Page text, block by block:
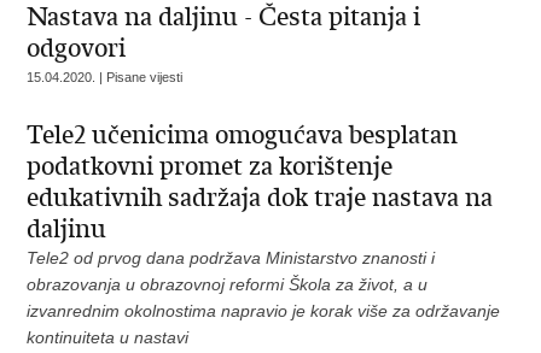
Nastava na daljinu - Česta pitanja i
odgovori
15.04.2020. | Pisane vijesti
Tele2 učenicima omogućava besplatan
podatkovni promet za korištenje
edukativnih sadržaja dok traje nastava na
daljinu
Tele2 od prvog dana podržava Ministarstvo znanosti i
obrazovanja u obrazovnoj reformi Škola za život, a u
izvanrednim okolnostima napravio je korak više za održavanje
kontinuiteta u nastavi